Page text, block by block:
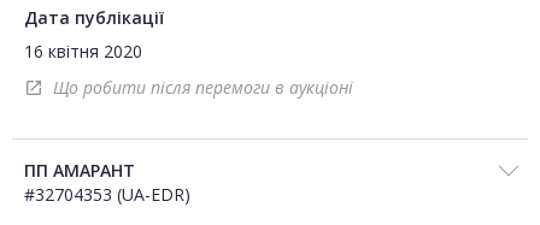
Дата публікації
16 квітня 2020
open_in_new Що робити після перемоги в аукціоні
ПП АМАРАНТ
#32704353 (UA-EDR)